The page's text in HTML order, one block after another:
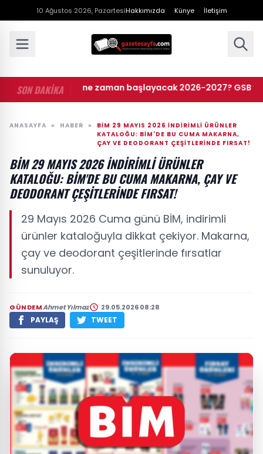
10 Ağustos 2026, PazartesiHakkımızda Künye İletişim
SON DAKİKA
başvuruları ne zaman başlayacak 2026-2027? GSB yurt
ANASAYFA » HABER »
BİM 29 MAYIS 2026 INDIRIMLI ÜRÜNLER
KATALOĞU: BİM'DE BU CUMA MAKARNA,
ÇAY VE DEODORANT ÇEŞITLERINDE FIRSAT!
BİM 29 MAYIS 2026 INDIRIMLI ÜRÜNLER
KATALOĞU: BİM'DE BU CUMA MAKARNA, ÇAY VE
DEODORANT ÇEŞITLERINDE FIRSAT!
29 Mayıs 2026 Cuma günü BİM, indirimli
ürünler kataloğuyla dikkat çekiyor. Makarna,
çay ve deodorant çeşitlerinde fırsatlar
sunuluyor.
GÜNDEMAhmet Yılmaz 29.05.2026 08:28
PAYLAŞ TWEET